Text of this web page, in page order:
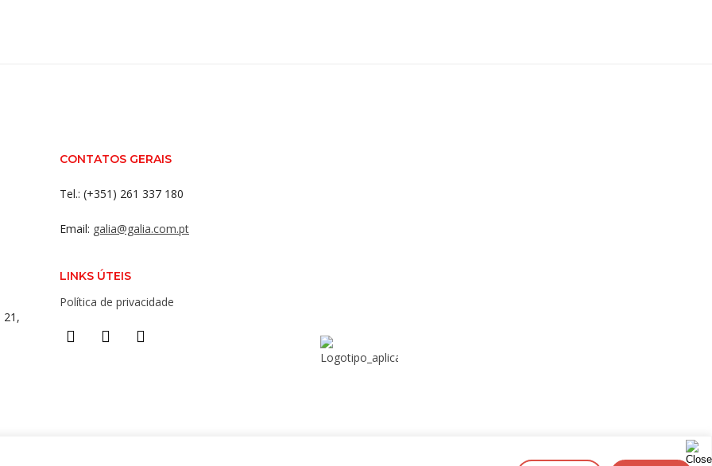
21,
CONTATOS GERAIS
Tel.: (+351) 261 337 180
Email: galia@galia.com.pt
LINKS ÚTEIS
Política de privacidade